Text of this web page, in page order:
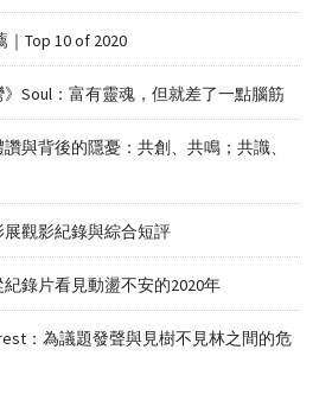
Top 10 of 2020
》Soul：富有靈魂，但就差了一點腦筋
讚與背後的隱憂：共創、共鳴；共識、
展觀影紀錄與綜合短評
錄片看見動盪不安的2020年
：為議題發聲與見樹不見林之間的危